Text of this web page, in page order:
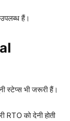
हैं।
स्टेप्स भी जरूरी हैं।
RTO को देनी होती